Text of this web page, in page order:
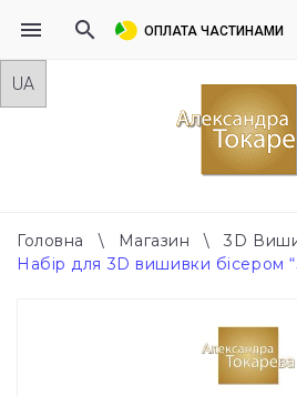
Skip
ОПЛАТА ЧАСТИНАМИ
Головна \ Магазин \ 3D
Набір для 3D вишивки бісером